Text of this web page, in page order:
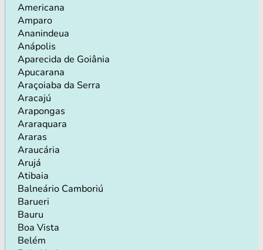
Americana
Amparo
Ananindeua
Anápolis
Aparecida de Goiânia
Apucarana
Araçoiaba da Serra
Aracajú
Arapongas
Araraquara
Araras
Araucária
Arujá
Atibaia
Balneário Camboriú
Barueri
Bauru
Boa Vista
Belém